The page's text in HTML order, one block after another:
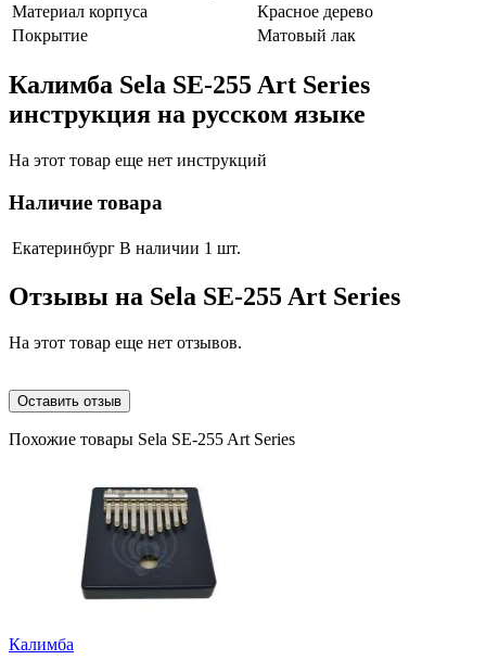
Материал корпуса
Красное дерево
Покрытие
Матовый лак
Калимба Sela SE-255 Art Series
инструкция на русском языке
На этот товар еще нет инструкций
Наличие товара
Екатеринбург В наличии 1 шт.
Отзывы на Sela SE-255 Art Series
На этот товар еще нет отзывов.
Оставить отзыв
Похожие товары Sela SE-255 Art Series
Калимба